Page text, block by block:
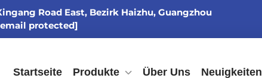
Road East, Bezirk Haizhu, Guangzhou
protected]
Startseite Produkte Über Uns Neuigkeiten